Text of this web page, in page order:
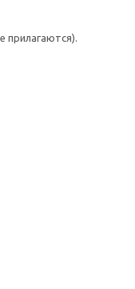
прилагаются).